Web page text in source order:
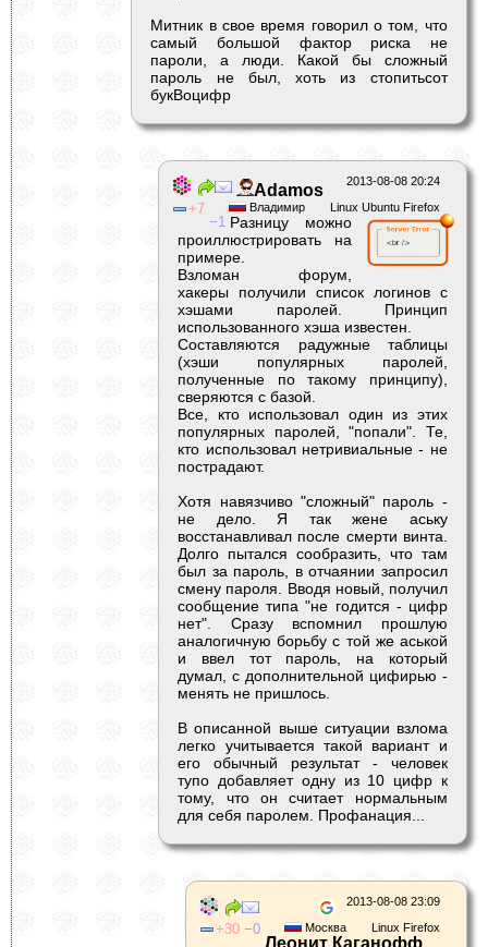
Митник в свое время говорил о том, что
самый большой фактор риска не
пароли, а люди. Какой бы сложный
пароль не был, хоть из стопитьсот
букВоцифр
2013-08-08 20:24
Linux Ubuntu Firefox
Владимир
7
1
Adamos
Разницу можно
проиллюстрировать на
примере.
Взломан форум,
хакеры получили список логинов с
хэшами паролей. Принцип
использованного хэша известен.
Составляются радужные таблицы
(хэши популярных паролей,
полученные по такому принципу),
сверяются с базой.
Все, кто использовал один из этих
популярных паролей, "попали". Те,
кто использовал нетривиальные - не
пострадают.
Хотя навязчиво "сложный" пароль -
не дело. Я так жене аську
восстанавливал после смерти винта.
Долго пытался сообразить, что там
был за пароль, в отчаянии запросил
смену пароля. Вводя новый, получил
сообщение типа "не годится - цифр
нет". Сразу вспомнил прошлую
аналогичную борьбу с той же аськой
и ввел тот пароль, на который
думал, с дополнительной цифирью -
менять не пришлось.
В описанной выше ситуации взлома
легко учитывается такой вариант и
его обычный результат - человек
тупо добавляет одну из 10 цифр к
тому, что он считает нормальным
для себя паролем. Профанация...
2013-08-08 23:09
Linux Firefox
Москва
30 0
Леонит Каганофф